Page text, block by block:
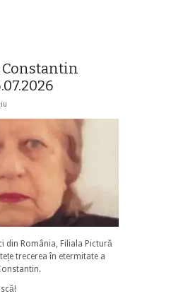
din România, Filiala Pictură
trecerea în etermitate a